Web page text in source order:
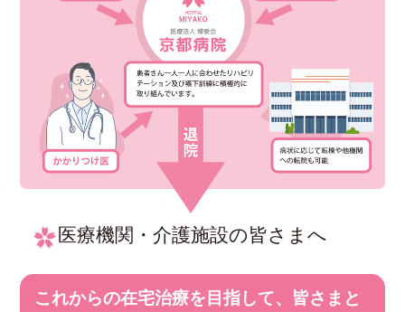
医療機関・介護施設の皆さまへ
これからの在宅治療を目指して、皆さまと